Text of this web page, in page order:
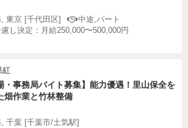
東京 [千代田区]
中途,パート
し決定：月給250,000〜500,000円
紅
・事務局バイト募集】能力優遇！里山保全を
畑作業と竹林整備
千葉 [千葉市/土気駅]